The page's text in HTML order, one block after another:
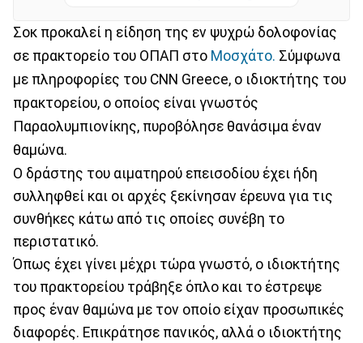
Σοκ προκαλεί η είδηση της εν ψυχρώ δολοφονίας
σε πρακτορείο του ΟΠΑΠ στο Μοσχάτο. Σύμφωνα
με πληροφορίες του CNN Greece, o ιδιοκτήτης του
πρακτορείου, ο οποίος είναι γνωστός
Παραολυμπιονίκης, πυροβόλησε θανάσιμα έναν
θαμώνα.
Ο δράστης του αιματηρού επεισοδίου έχει ήδη
συλληφθεί και οι αρχές ξεκίνησαν έρευνα για τις
συνθήκες κάτω από τις οποίες συνέβη το
περιστατικό.
Όπως έχει γίνει μέχρι τώρα γνωστό, ο ιδιοκτήτης
του πρακτορείου τράβηξε όπλο και το έστρεψε
προς έναν θαμώνα με τον οποίο είχαν προσωπικές
διαφορές. Επικράτησε πανικός, αλλά ο ιδιοκτήτης